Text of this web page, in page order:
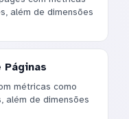
além de dimensões
métricas como
além de dimensões